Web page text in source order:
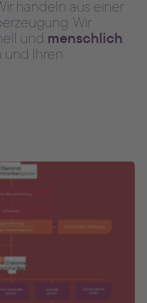
handeln aus einer
Wir
und menschlich.
und Ihren